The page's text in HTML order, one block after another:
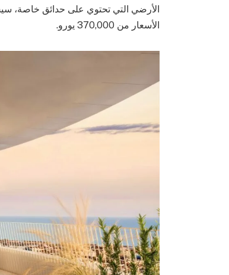
الأرضي التي تحتوي على حدائق خاصة،
الأسعار من 370,000 يورو.